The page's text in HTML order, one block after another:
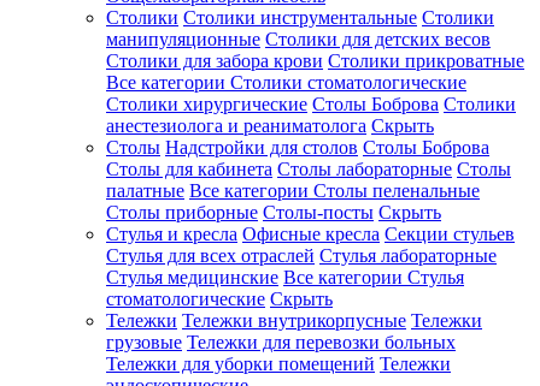
Столики Столики инструментальные Столики
манипуляционные Столики для детских весов
Столики для забора крови Столики прикроватные
Все категории Столики стоматологические
Столики хирургические Столы Боброва Столики
анестезиолога и реаниматолога Скрыть
Столы Надстройки для столов Столы Боброва
Столы для кабинета Столы лабораторные Столы
палатные Все категории Столы пеленальные
Столы приборные Столы-посты Скрыть
Стулья и кресла Офисные кресла Секции стульев
Стулья для всех отраслей Стулья лабораторные
Стулья медицинские Все категории Стулья
стоматологические Скрыть
Тележки Тележки внутрикорпусные Тележки
грузовые Тележки для перевозки больных
Тележки для уборки помещений Тележки